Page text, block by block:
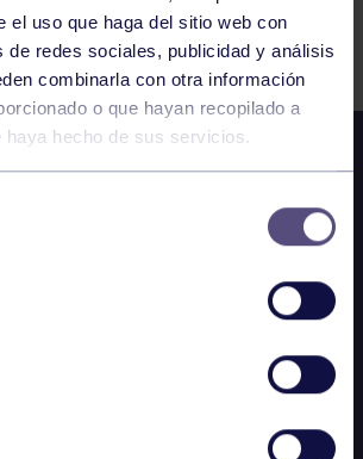
el uso que haga del sitio web con
de redes sociales, publicidad y análisis
combinarla con otra información
o que hayan recopilado a
haya hecho de sus servicios.
FILTRAR